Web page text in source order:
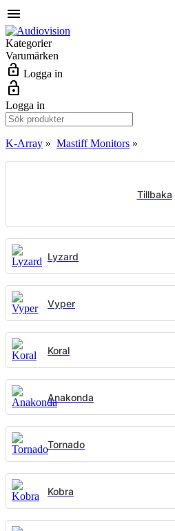
menu
Kategorier
Varumärken
lock_open Logga in
lock_open
Logga in
K-Array » Mastiff Monitors »
Tillbaka
Lyzard
Vyper
Koral
Anakonda
Tornado
Kobra